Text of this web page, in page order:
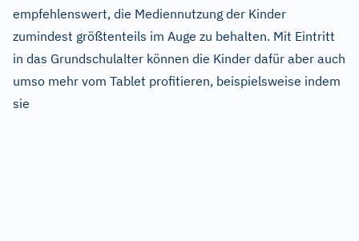
empfehlenswert, die Mediennutzung der Kinder
zumindest größtenteils im Auge zu behalten. Mit Eintritt
in das Grundschulalter können die Kinder dafür aber auch
umso mehr vom Tablet profitieren, beispielsweise indem
sie